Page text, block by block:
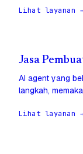
Lihat layanan
Jasa
AI agent yang
langkah,
Lihat layanan